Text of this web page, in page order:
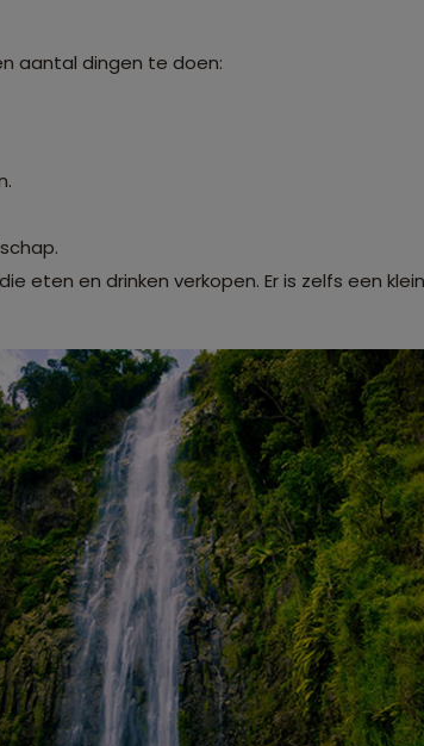
aantal dingen te doen:
eten en drinken verkopen. Er is zelfs een